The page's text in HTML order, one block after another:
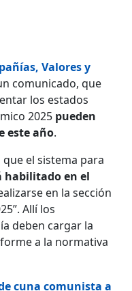
Valores y
comunicado, que
los estados
2025 pueden
este año.
el sistema para
habilitado en el
en la sección
Allí los
deben cargar la
a la normativa
cuna comunista a